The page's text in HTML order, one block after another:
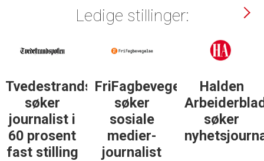
arrangørene står bak. Resten
arrangeres av ulike organisasjoner,
bedrifter, medier, politiske partier
Arrangørene venter rundt 100.000
besøkende gjennom uken.
Mandag kveld klokka 21.40
Ledige stillinger:
Tvedestrandsposten
søker
journalist i
60 prosent
fast stilling
FriFagbevegelse
søker
sosiale
medier-
journalist
Halden
søker